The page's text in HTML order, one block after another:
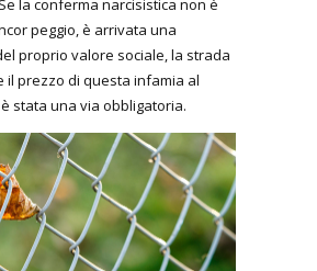
peggio, è arrivata una
proprio valore sociale, la strada
il prezzo di questa infamia al
stata una via obbligatoria.